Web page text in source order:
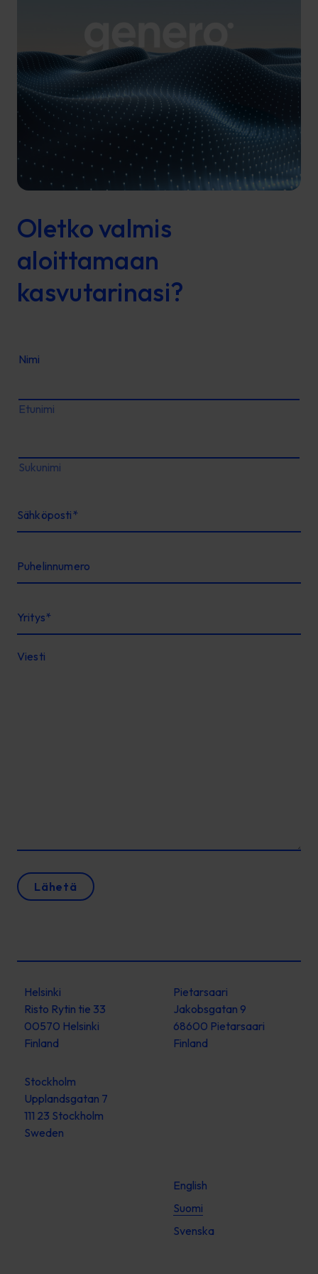
Oletko valmis
aloittamaan
kasvutarinasi?
Nimi
Etunimi
Sukunimi
Sähköposti*
Puhelinnumero
Yritys*
Viesti
Lähetä
Helsinki
Risto Rytin tie 33
00570 Helsinki
Finland
Pietarsaari
Jakobsgatan 9
68600 Pietarsaari
Finland
Stockholm
Upplandsgatan 7
111 23 Stockholm
Sweden
English
Suomi
Svenska